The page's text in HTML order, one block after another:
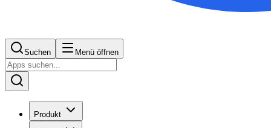
Suchen Menü öffnen
Produkt